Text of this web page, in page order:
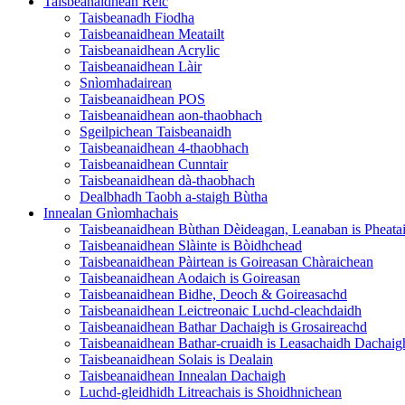
Taisbeanadh Fiodha
Taisbeanaidhean Meatailt
Taisbeanaidhean Acrylic
Taisbeanaidhean Làir
Snìomhadairean
Taisbeanaidhean POS
Taisbeanaidhean aon-thaobhach
Sgeilpichean Taisbeanaidh
Taisbeanaidhean 4-thaobhach
Taisbeanaidhean Cunntair
Taisbeanaidhean dà-thaobhach
Dealbhadh Taobh a-staigh Bùtha
Innealan Gnìomhachais
Taisbeanaidhean Bùthan Dèideagan, Leanaban is
Taisbeanaidhean Slàinte is Bòidhchead
Taisbeanaidhean Pàirtean is Goireasan Chàraichean
Taisbeanaidhean Aodaich is Goireasan
Taisbeanaidhean Bidhe, Deoch & Goireasachd
Taisbeanaidhean Leictreonaic Luchd-cleachdaidh
Taisbeanaidhean Bathar Dachaigh is Grosaireachd
Taisbeanaidhean Bathar-cruaidh is Leasachaidh
Taisbeanaidhean Solais is Dealain
Taisbeanaidhean Innealan Dachaigh
Luchd-gleidhidh Litreachais is Shoidhnichean